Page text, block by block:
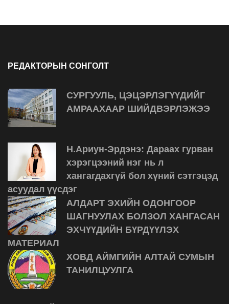
РЕДАКТОРЫН СОНГОЛТ
СУРГУУЛЬ, ЦЭЦЭРЛЭГҮҮДИЙГ
АМРААХААР ШИЙДВЭРЛЭЖЭЭ
Н.Ариун-Эрдэнэ: Дараах гурван
хэрэгцээний нэг нь л
хангагдахгүй бол хүний сэтгэцэд
асуудал үүсдэг
АЛДАРТ ЭХИЙН ОДОНГООР
ШАГНУУЛАХ БОЛЗОЛ ХАНГАСАН
ЭХЧҮҮДИЙН БҮРДҮҮЛЭХ
МАТЕРИАЛ
ХОВД АЙМГИЙН АЛТАЙ СУМЫН
ТАНИЛЦУУЛГА